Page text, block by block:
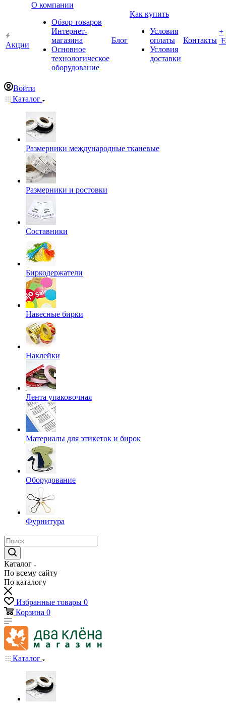
Акции
О компании
Обзор товаров
Интернет-
магазина
Основное
технологическое
оборудование
Блог
Как купить
Условия
оплаты
Условия
доставки
Контакты
+
Войти
Каталог
Размерники международные тканевые
Размерники и ростовки
Составники
Биркодержатели
Навесные бирки
Наклейки
Лента упаковочная
Материалы для этикеток и бирок
Оборудование
Фурнитура
Каталог
По всему сайту
По каталогу
Избранные товары 0
Корзина 0
Каталог